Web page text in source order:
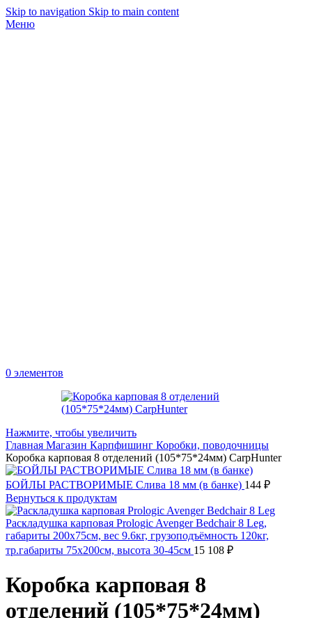
Skip to navigation Skip to main content
Меню
0 элементов
Нажмите, чтобы увеличить
Главная Магазин Карпфишинг Коробки, поводочницы
Коробка карповая 8 отделений (105*75*24мм) CarpHunter
БОЙЛЫ РАСТВОРИМЫЕ Слива 18 мм (в банке) 144 ₽
Вернуться к продуктам
Раскладушка карповая Prologic Avenger Bedchair 8 Leg,
габариты 200x75см, вес 9.6кг, грузоподъёмность 120кг,
тр.габариты 75x200см, высота 30-45см 15 108 ₽
Коробка карповая 8
отделений (105*75*24мм)